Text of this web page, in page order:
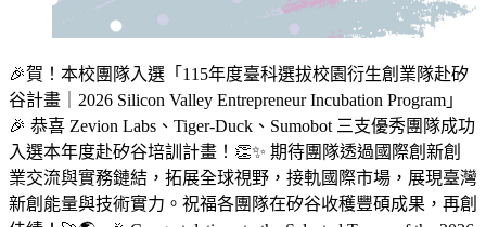
🎉賀！本校團隊入選「115年度臺科選拔校園衍生創業隊赴矽
谷計畫｜2026 Silicon Valley Entrepreneur Incubation Program」
🎉 恭喜 Zevion Labs、Tiger-Duck、Sumobot 三支優秀團隊成功
入選本年度赴矽谷培訓計畫！👏✨ 期待團隊透過國際創新創
業交流與實務鏈結，拓展全球視野，接軌國際市場，展現臺灣
新創能量與技術實力。祝福各團隊在矽谷收穫豐碩成果，再創